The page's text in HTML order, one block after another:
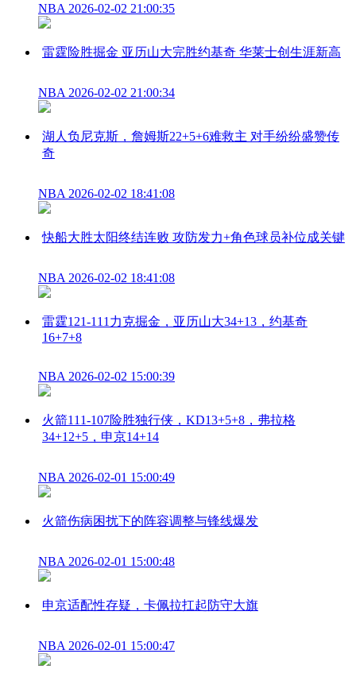
NBA 2026-02-02 21:00:35
雷霆险胜掘金 亚历山大完胜约基奇 华莱士创生涯新高
NBA 2026-02-02 21:00:34
湖人负尼克斯，詹姆斯22+5+6难救主 对手纷纷盛赞传
奇
NBA 2026-02-02 18:41:08
快船大胜太阳终结连败 攻防发力+角色球员补位成关键
NBA 2026-02-02 18:41:08
雷霆121-111力克掘金，亚历山大34+13，约基奇
16+7+8
NBA 2026-02-02 15:00:39
火箭111-107险胜独行侠，KD13+5+8，弗拉格
34+12+5，申京14+14
NBA 2026-02-01 15:00:49
火箭伤病困扰下的阵容调整与锋线爆发
NBA 2026-02-01 15:00:48
申京适配性存疑，卡佩拉扛起防守大旗
NBA 2026-02-01 15:00:47